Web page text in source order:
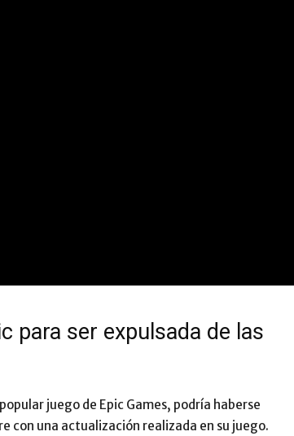
para ser expulsada de las
juego de Epic Games, podría haberse
con una actualización realizada en su juego.